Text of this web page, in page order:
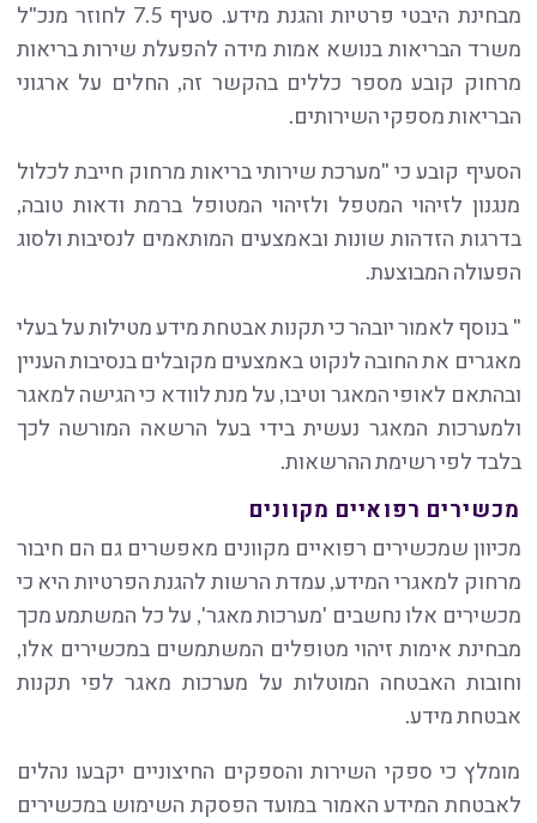
מבחינת היבטי פרטיות והגנת מידע. סעיף 7.5 לחוזר מנכ"ל
משרד הבריאות בנושא אמות מידה להפעלת שירות בריאות
מרחוק קובע מספר כללים בהקשר זה, החלים על ארגוני
הבריאות מספקי השירותים.
הסעיף קובע כי "מערכת שירותי בריאות מרחוק חייבת לכלול
מנגנון לזיהוי המטפל ולזיהוי המטופל ברמת ודאות טובה,
בדרגות הזדהות שונות ובאמצעים המותאמים לנסיבות ולסוג
הפעולה המבוצעת.
" בנוסף לאמור יובהר כי תקנות אבטחת מידע מטילות על בעלי
מאגרים את החובה לנקוט באמצעים מקובלים בנסיבות העניין
ובהתאם לאופי המאגר וטיבו, על מנת לוודא כי הגישה למאגר
ולמערכות המאגר נעשית בידי בעל הרשאה המורשה לכך
בלבד לפי רשימת ההרשאות.
מכשירים רפואיים מקוונים
מכיוון שמכשירים רפואיים מקוונים מאפשרים גם הם חיבור
מרחוק למאגרי המידע, עמדת הרשות להגנת הפרטיות היא כי
מכשירים אלו נחשבים 'מערכות מאגר', על כל המשתמע מכך
מבחינת אימות זיהוי מטופלים המשתמשים במכשירים אלו,
וחובות האבטחה המוטלות על מערכות מאגר לפי תקנות
אבטחת מידע.
מומלץ כי ספקי השירות והספקים החיצוניים יקבעו נהלים
לאבטחת המידע האמור במועד הפסקת השימוש במכשירים